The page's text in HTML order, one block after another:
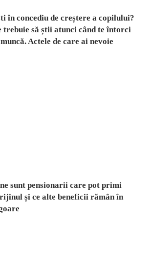
în concediu de creștere a copilului?
trebuie să știi atunci când te întorci
Actele de care ai nevoie
sunt pensionarii care pot primi
și ce alte beneficii rămân în